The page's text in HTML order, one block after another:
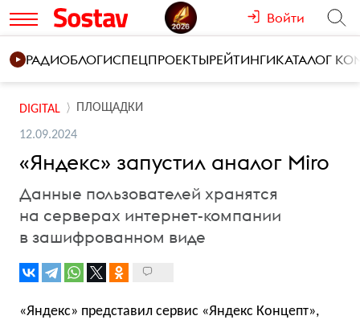
Войти
РАДИОБЛОГИСПЕЦПРОЕКТЫРЕЙТИНГИКАТАЛОГ
DIGITAL ПЛОЩАДКИ
12.09.2024
«Яндекс» запустил аналог Miro
Данные пользователей хранятся
на серверах интернет-компании
в зашифрованном виде
«Яндекс» представил сервис «Яндекс Концепт»,